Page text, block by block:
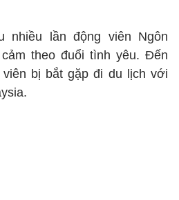
nhiều lần động viên Ngôn
theo đuổi tình yêu. Đến
bị bắt gặp đi du lịch với